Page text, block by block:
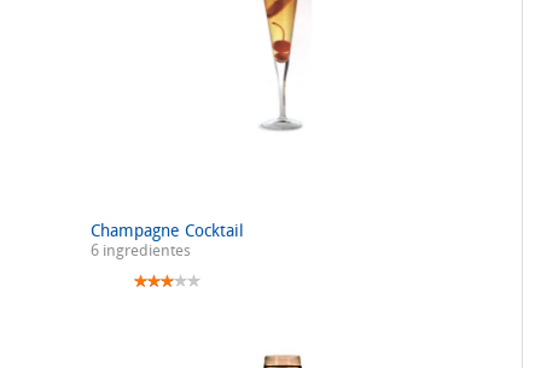
Champagne Cocktail
6 ingredientes